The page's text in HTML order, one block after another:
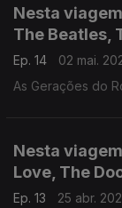
Nesta
The Beatles,
Ep. 14
02 mai.
As Gerações do
Nesta
Love, The
Ep. 13
25 abr.